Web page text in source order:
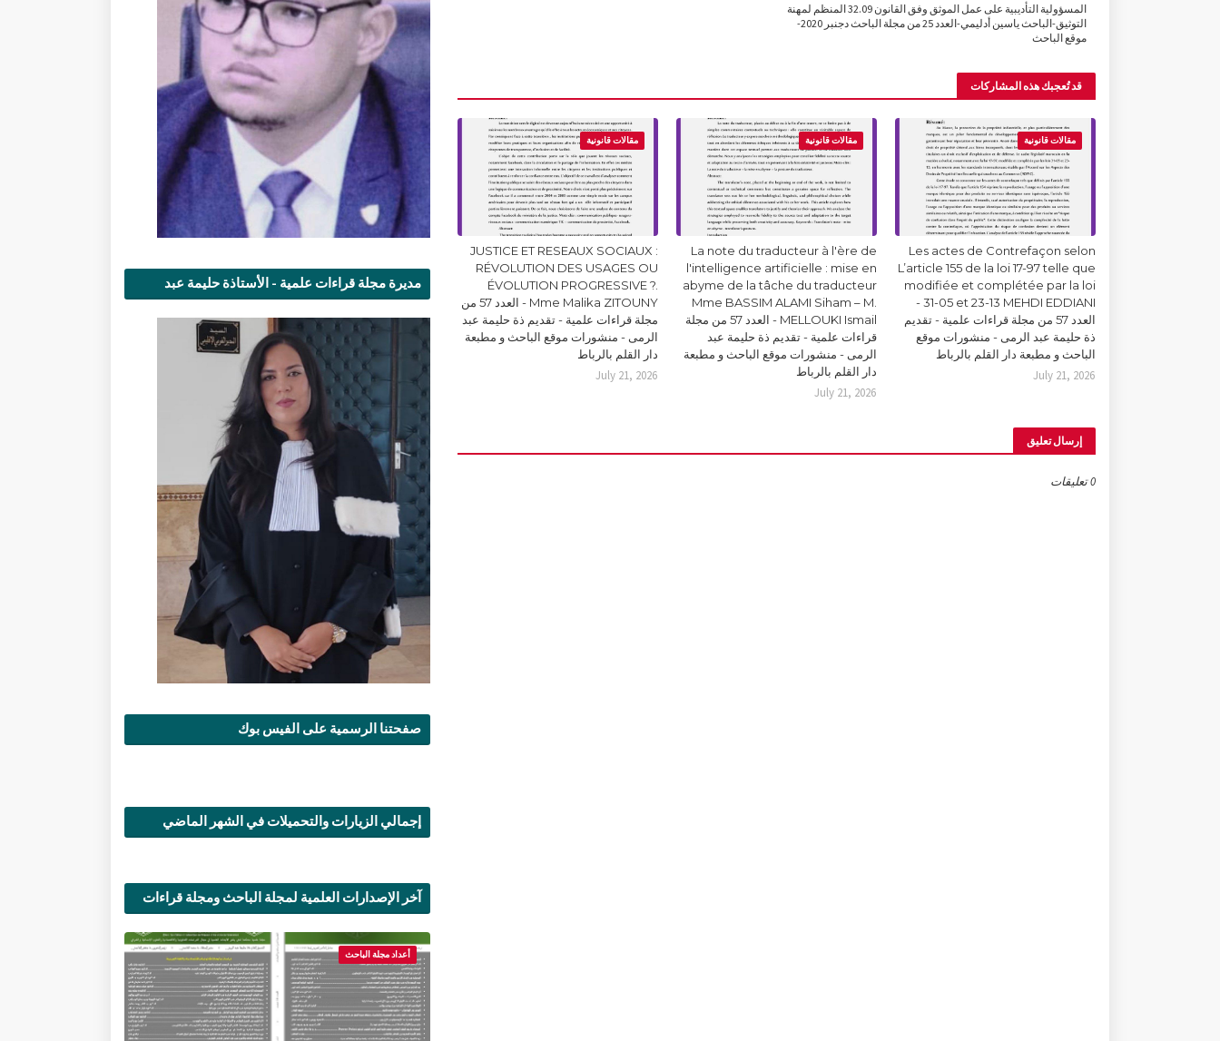
المسؤولية التأديبية على عمل الموثق وفق القانون 32.09 المنظم لمهنة
التوثيق-الباحث ياسين أدليمي-العدد 25 من مجلة الباحث دجنبر 2020-
موقع الباحث
قد تُعجبك هذه المشاركات
مقالات قانونية
Les actes de Contrefaçon selon
L’article 155 de la loi 17-97 telle que
modifiée et complétée par la loi
31-05 et 23-13 MEHDI EDDIANI -
العدد 57 من مجلة قراءات علمية - تقديم
ذة حليمة عبد الرمى - منشورات موقع
الباحث و مطبعة دار القلم بالرباط
July 21, 2026
مقالات قانونية
La note du traducteur à l'ère de
l'intelligence artificielle : mise en
abyme de la tâche du traducteur
Mme BASSIM ALAMI Siham – M.
MELLOUKI Ismail - العدد 57 من مجلة
قراءات علمية - تقديم ذة حليمة عبد
الرمى - منشورات موقع الباحث و مطبعة
دار القلم بالرباط
July 21, 2026
مقالات قانونية
JUSTICE ET RESEAUX SOCIAUX :
RÉVOLUTION DES USAGES OU
ÉVOLUTION PROGRESSIVE ?.
Mme Malika ZITOUNY - العدد 57 من
مجلة قراءات علمية - تقديم ذة حليمة عبد
الرمى - منشورات موقع الباحث و مطبعة
دار القلم بالرباط
July 21, 2026
إرسال تعليق
0 تعليقات
مديرة مجلة قراءات علمية - الأستاذة حليمة عبد
صفحتنا الرسمية على الفيس بوك
إجمالي الزيارات والتحميلات في الشهر الماضي
آخر الإصدارات العلمية لمجلة الباحث ومجلة قراءات
أعداد مجلة الباحث